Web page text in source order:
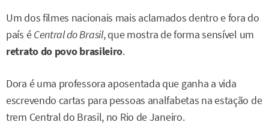
Um dos filmes nacionais mais aclamados dentro e fora do
país éCentral do Brasil, que mostra de forma sensível um
retrato do povo brasileiro.
Dora é uma professora aposentada que ganha a vida
escrevendo cartas para pessoas analfabetas na estação de
trem Central do Brasil, no Rio de Janeiro.